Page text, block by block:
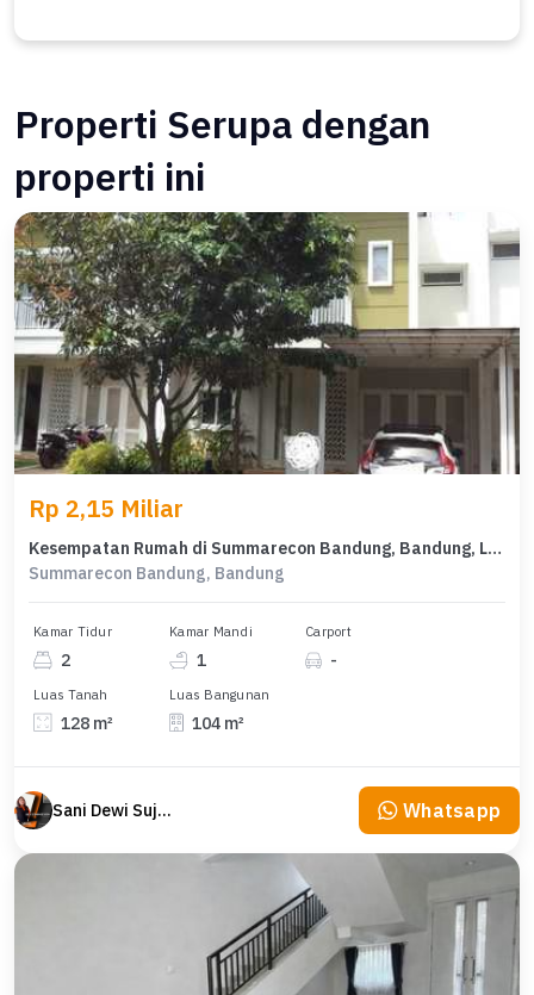
Properti Serupa dengan
properti ini
Rp 2,15 Miliar
Kesempatan Rumah di Summarecon Bandung, Bandung, LB 104m², Harga 2,15 Miliar
Summarecon Bandung, Bandung
Kamar Tidur
2
Kamar Mandi
1
Carport
-
Luas Tanah
128 m²
Luas Bangunan
104 m²
Sani Dewi Sujono Whatsapp